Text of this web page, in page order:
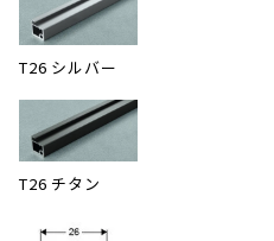
T26 シルバー
T26 チタン